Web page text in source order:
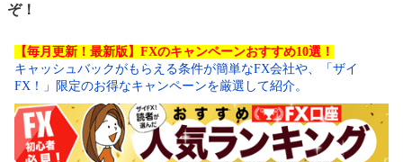
ぞ！
【毎月更新！最新版】FXのキャンペーンおすすめ10選！
キャッシュバックがもらえる条件が簡単なFX会社や、「ザイ
FX！」限定のお得なキャンペーンを厳選して紹介。